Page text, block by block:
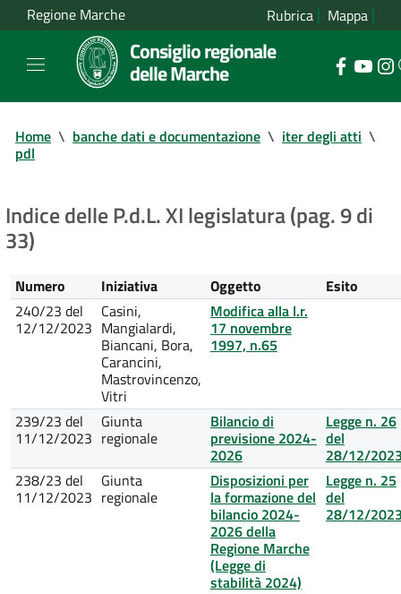
Regione Marche Rubrica Mappa
Consiglio regionale
delle Marche
Home \ banche dati e documentazione \ iter degli atti \
pdl
Indice delle P.d.L. XI legislatura (pag. 9 di
33)
Numero Iniziativa Oggetto
Esito
240/23 del
12/12/2023
Casini,
Mangialardi,
Biancani, Bora,
Carancini,
Mastrovincenzo,
Vitri
Modifica alla l.r.
17 novembre
1997, n.65
239/23 del
11/12/2023
Giunta
regionale
Bilancio di
previsione 2024-
2026
Legge n. 26
del
28/12/
238/23 del
11/12/2023
Giunta
regionale
Disposizioni per
la formazione del
bilancio 2024-
2026 della
Regione Marche
(Legge di
stabilità 2024)
Legge n. 25
del
28/12/